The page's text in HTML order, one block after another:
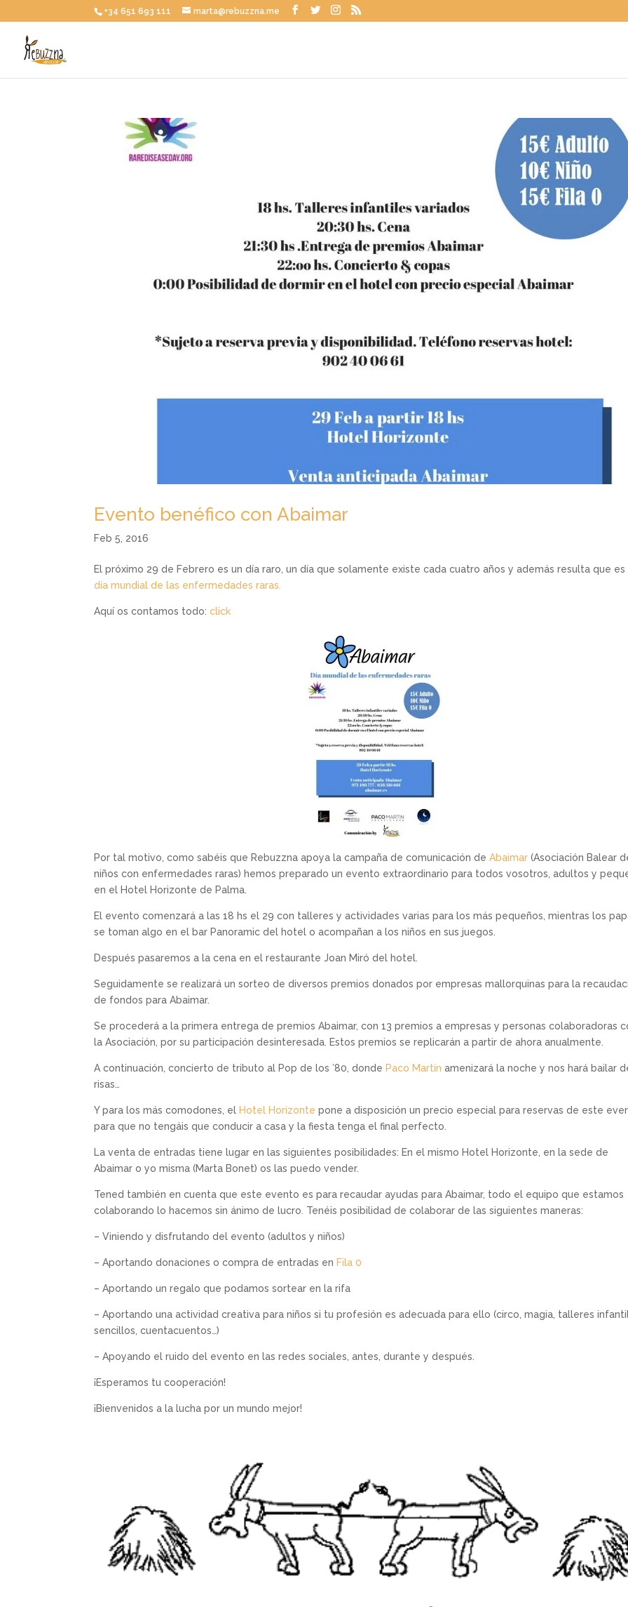
+34 651 693 111 marta@rebuzzna.me
Evento benéfico con Abaimar
Feb 5, 2016
El próximo 29 de Febrero es un día raro, un día que solamente existe cada cuatro años y además resulta que es
día mundial de las enfermedades raras.
Aquí os contamos todo:click
Por tal motivo, como sabéis que Rebuzzna apoya la campaña de comunicación deAbaimar (Asociación Balear
niños con enfermedades raras) hemos preparado un evento extraordinario para todos vosotros, adultos y
en el Hotel Horizonte de Palma.
El evento comenzará a las 18 hs el 29 con talleres y actividades varias para los más pequeños, mientras los
se toman algo en el bar Panoramic del hotel o acompañan a los niños en sus juegos.
Después pasaremos a la cena en el restaurante Joan Miró del hotel.
Seguidamente se realizará un sorteo de diversos premios donados por empresas mallorquinas para la
de fondos para Abaimar.
Se procederá a la primera entrega de premios Abaimar, con 13 premios a empresas y personas colaboradoras
la Asociación, por su participación desinteresada. Estos premios se replicarán a partir de ahora anualmente.
A continuación, concierto de tributo al Pop de los ’80, donde Paco Martin amenizará la noche y nos hará bailar
risas…
Y para los más comodones, el Hotel Horizonte pone a disposición un precio especial para reservas de este
para que no tengáis que conducir a casa y la fiesta tenga el final perfecto.
La venta de entradas tiene lugar en las siguientes posibilidades: En el mismo Hotel Horizonte, en la sede de
Abaimar o yo misma (Marta Bonet) os las puedo vender.
Tened también en cuenta que este evento es para recaudar ayudas para Abaimar, todo el equipo que estamos
colaborando lo hacemos sin ánimo de lucro. Tenéis posibilidad de colaborar de las siguientes maneras:
– Viniendo y disfrutando del evento (adultos y niños)
– Aportando donaciones o compra de entradas en Fila 0
– Aportando un regalo que podamos sortear en la rifa
– Aportando una actividad creativa para niños si tu profesión es adecuada para ello (circo, magia, talleres
sencillos, cuentacuentos…)
– Apoyando el ruido del evento en las redes sociales, antes, durante y después.
¡Esperamos tu cooperación!
¡Bienvenidos a la lucha por un mundo mejor!